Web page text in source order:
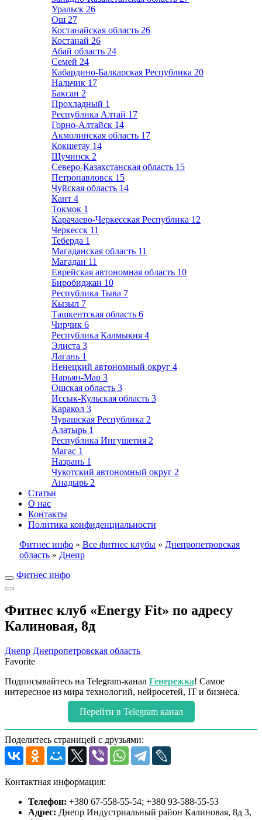
Уральск 26
Ош 27
Костанайская область 26
Костанай 26
Абай область 24
Семей 24
Кабардино-Балкарская Республика 20
Нальчик 17
Баксан 2
Прохладный 1
Республика Алтай 17
Горно-Алтайск 14
Акмолинская область 17
Кокшетау 14
Щучинск 2
Северо-Казахстанская область 15
Петропавловск 15
Чуйская область 14
Кант 4
Токмок 1
Карачаево-Черкесская Республика 12
Черкесск 11
Теберда 1
Магаданская область 11
Магадан 11
Еврейская автономная область 10
Биробиджан 10
Республика Тыва 7
Кызыл 7
Ташкентская область 6
Чирчик 6
Республика Калмыкия 4
Элиста 3
Лагань 1
Ненецкий автономный округ 4
Нарьян-Мар 3
Ошская область 3
Иссык-Кульская область 3
Каракол 3
Чувашская Республика 2
Алатырь 1
Республика Ингушетия 2
Магас 1
Назрань 1
Чукотский автономный округ 2
Анадырь 2
Статьи
О нас
Контакты
Политика конфиденциальности
Фитнес инфо » Все фитнес клубы » Днепропетровская
область » Днепр
Фитнес инфо
Фитнес клуб «Energy Fit» по адресу
Калиновая, 8д
Днепр Днепропетровская область
Favorite
Подписывайтесь на Telegram-канал Генережка! Самое
интересное из мира технологий, нейросетей, IT и бизнеса.
Перейти в Telegram канал
Поделитесь страницей с друзьями:
Контактная информация:
Телефон: +380 67-558-55-54; +380 93-588-55-53
Адрес: Днепр Индустриальный район Калиновая, 8д 3,